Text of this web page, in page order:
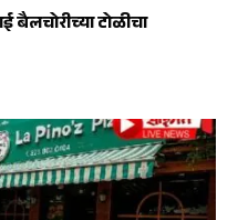
बैलचोरीच्या टोळीचा